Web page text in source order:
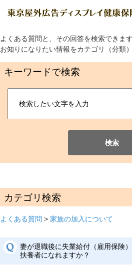
よくある質問と、その回答を検索できます
お知りになりたい情報をカテゴリ（分類
キーワードで検索
検索
カテゴリ検索
よくある質問 > 家族の加入について
妻が退職後に失業給付（雇用保険
扶養者になれますか？